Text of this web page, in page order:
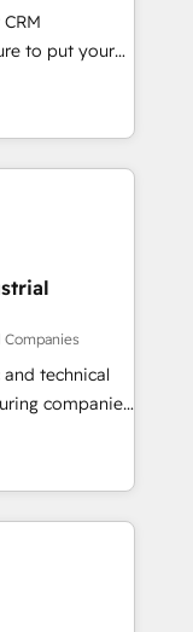
what others
client
ready to
to put your
think along
once
& Service
data
(e.g. MS
AFAS) We
SME sector
services and
by-step
on user
and
you can grow!
technical
companies
leveraging